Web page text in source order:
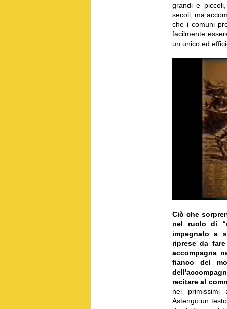
grandi e
secoli, ma
che i comuni
facilmente
un unico ed
Ciò che
nel ruolo di
impegnato a
riprese da
accompagna
fianco del
recitare al
nei primissimi
Astengo un